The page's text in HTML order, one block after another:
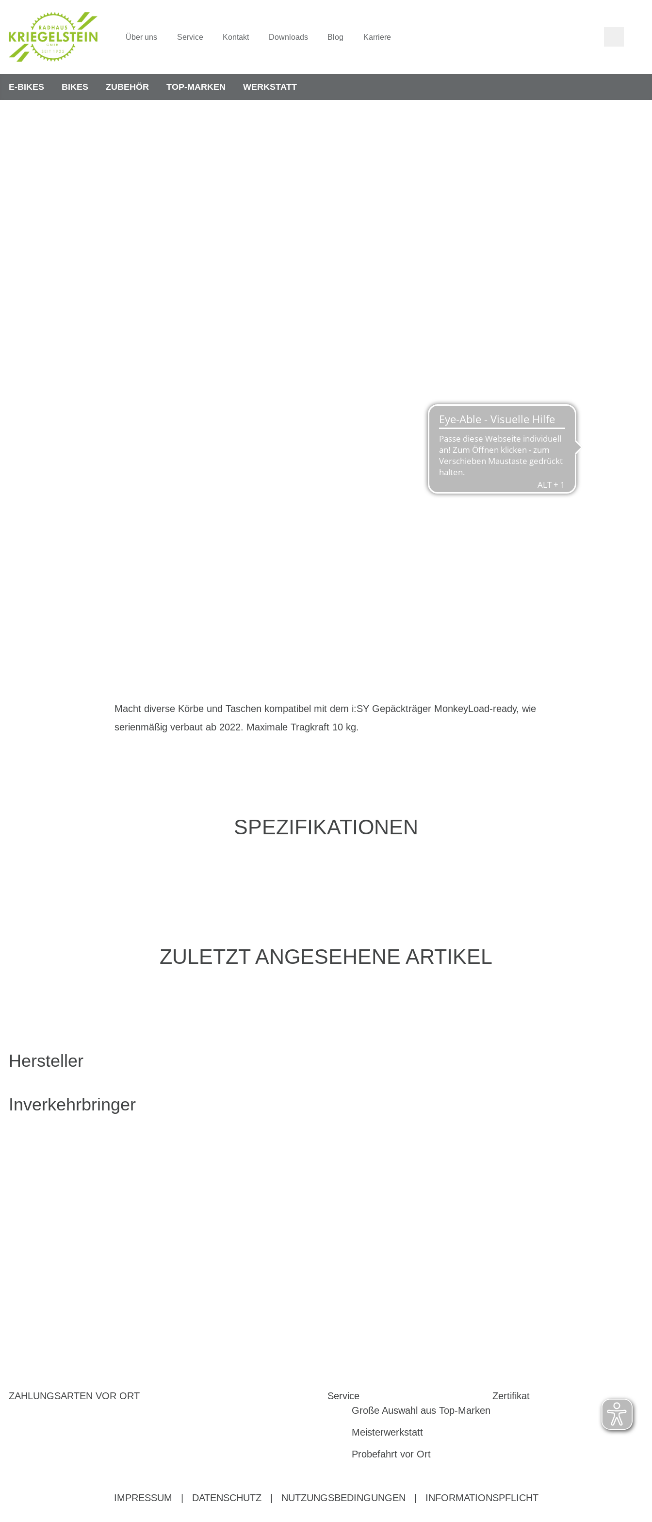
Über uns Service Kontakt Downloads Blog Karriere
E-BIKES BIKES ZUBEHÖR TOP-MARKEN WERKSTATT
Macht diverse Körbe und Taschen kompatibel mit dem i:SY Gepäckträger MonkeyLoad-ready, wie
serienmäßig verbaut ab 2022. Maximale Tragkraft 10 kg.
SPEZIFIKATIONEN
ZULETZT ANGESEHENE ARTIKEL
Hersteller
Inverkehrbringer
ZAHLUNGSARTEN VOR ORT
Service
Große Auswahl aus Top-Marken
Meisterwerkstatt
Probefahrt vor Ort
Zertifikat
IMPRESSUM DATENSCHUTZ NUTZUNGSBEDINGUNGEN INFORMATIONSPFLICHT